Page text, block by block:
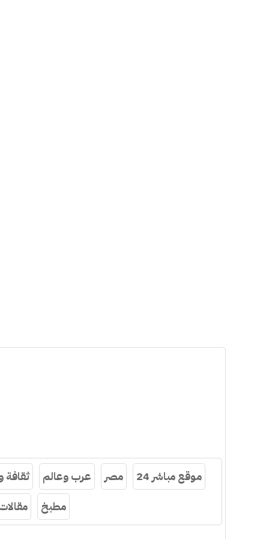
موقع مباشر 24 مصر عرب وعالم
مطبخ